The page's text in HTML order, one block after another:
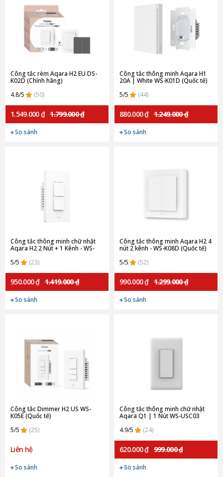
Công tắc rèm Aqara H2 EU DS-
K02D (Chính hãng)
4.8/5
(50)
1.549.000 ₫ 1.799.000 ₫
So sánh
Công tắc thông minh Aqara H1
20A | White WS-K01D (Quốc tế)
5/5
(44)
880.000 ₫ 1.249.000 ₫
So sánh
Công tắc thông minh chữ nhật
Aqara H2 2 Nút + 1 Kênh - WS-
5/5
(23)
950.000 ₫ 1.419.000 ₫
So sánh
Công tắc thông minh Aqara H2 4
nút 2 kênh - WS-K08D (Quốc tế)
5/5
(52)
990.000 ₫ 1.299.000 ₫
So sánh
Công tắc Dimmer H2 US WS-
K05E (Quốc tế)
5/5
(25)
Liên hệ
So sánh
Công tắc thông minh chữ nhật
Aqara Q1 | 1 Nút WS-USC03
4.9/5
(24)
620.000 ₫ 999.000 ₫
So sánh